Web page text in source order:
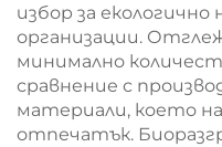
избор за
организации.
минимално
сравнение с
материали, което
отпечатък.